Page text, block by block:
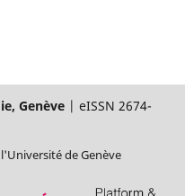
Genève| eISSN 2674-
de Genève